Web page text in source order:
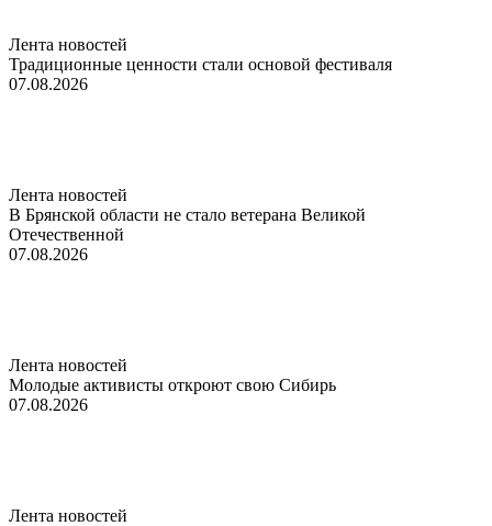
Лента новостей
Традиционные ценности стали основой фестиваля
07.08.2026
Лента новостей
В Брянской области не стало ветерана Великой
Отечественной
07.08.2026
Лента новостей
Молодые активисты откроют свою Сибирь
07.08.2026
Лента новостей